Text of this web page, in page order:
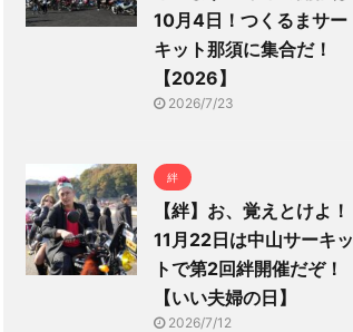
10月4日！つくるまサー
キット那須に集合だ！
【2026】
2026/7/23
絆
【絆】お、覚えとけよ！
11月22日は中山サーキッ
トで第2回絆開催だぞ！
【いい夫婦の日】
2026/7/12